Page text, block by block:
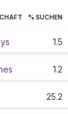
% SUCHEN
1.5
1.2
25.2